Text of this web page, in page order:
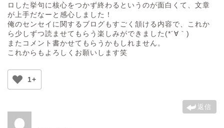
ロした挙句に核心をつかず終わるというのが面白くて、文章
が上手だなーと感心しました！
俺のセンセイに関するブログもすごく頷ける内容で、これか
ら少しずつ読ませてもらう楽しみができました(*´∀｀)
またコメント書かせてもらうかもしれません。
これからもよろしくお願いします笑
1+
返信